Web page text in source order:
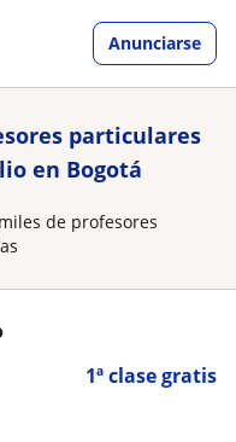
Anunciarse
particulares
en Bogotá
de profesores
1ª clase gratis